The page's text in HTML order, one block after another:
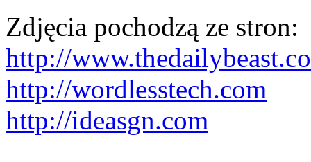
Zdjęcia pochodzą ze stron:
http://
http://wordlesstech.com
http://ideasgn.com